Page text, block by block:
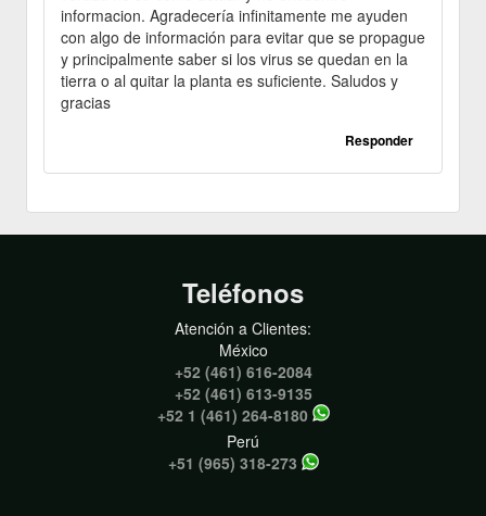
informacion. Agradecería infinitamente me ayuden
con algo de información para evitar que se propague
y principalmente saber si los virus se quedan en la
tierra o al quitar la planta es suficiente. Saludos y
gracias
Responder
Teléfonos
Atención a Clientes:
México
+52 (461) 616-2084
+52 (461) 613-9135
+52 1 (461) 264-8180
Perú
+51 (965) 318-273